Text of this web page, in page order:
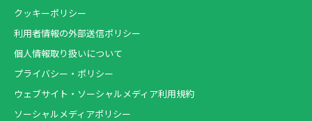
クッキーポリシー
利用者情報の外部送信ポリシー
個人情報取り扱いについて
プライバシー・ポリシー
ウェブサイト・ソーシャルメディア利用規約
ソーシャルメディアポリシー